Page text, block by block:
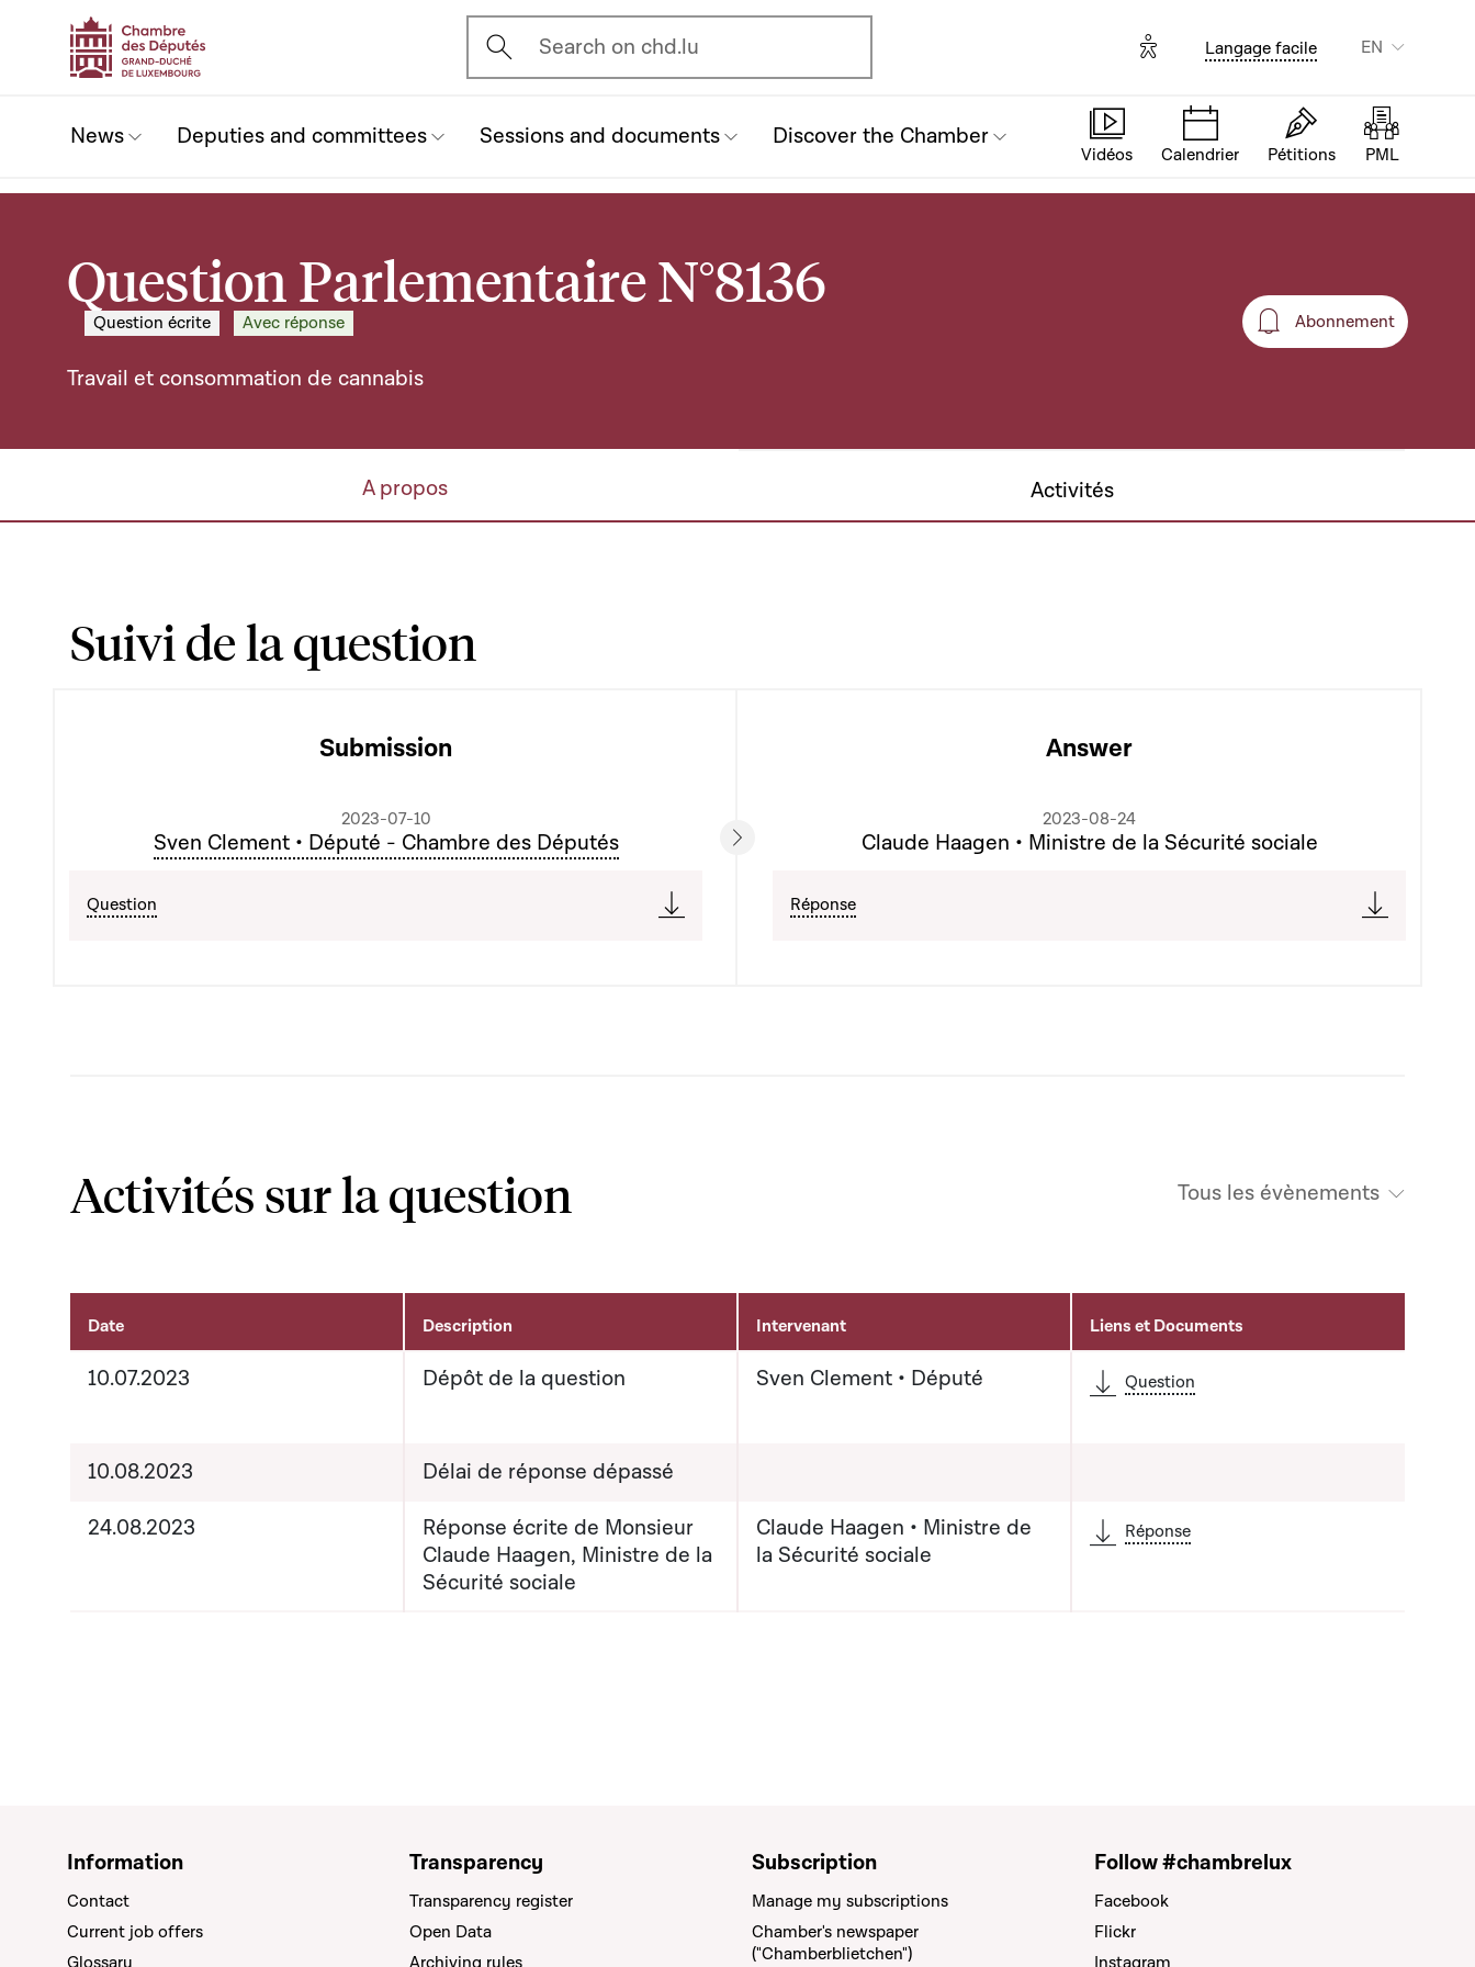
Ouvrir l'écran de recherche
Search on chd.lu Options d'accessibilité
Langage facile EN
News Deputies and committees Sessions and documents Discover the Chamber
Vidéos Calendrier Pétitions PML
Question Parlementaire N°8136
Question écrite Avec réponse
Travail et consommation de cannabis
Abonnement
Abonnement
A propos Activités
Suivi de la question
Submission
2023-07-10
Sven Clement • Député - Chambre des Députés
Question
Answer
2023-08-24
Claude Haagen • Ministre de la Sécurité sociale
Réponse
Activités sur la question Tous les évènements
Activités sur le dossier
Date Description Intervenant Liens et Documents
10.07.2023 Dépôt de la question Sven Clement • Député Question
10.08.2023
Délai de réponse dépassé
24.08.2023
Réponse écrite de Monsieur
Claude Haagen, Ministre de la
Sécurité sociale
Claude Haagen • Ministre de
la Sécurité sociale
Réponse
Information
Contact
Current job offers
Glossary
Transparency
Transparency register
Open Data
Archiving rules
Subscription
Manage my subscriptions
Chamber's newspaper
("Chamberblietchen")
Follow #chambrelux
Facebook
Flickr
Instagram